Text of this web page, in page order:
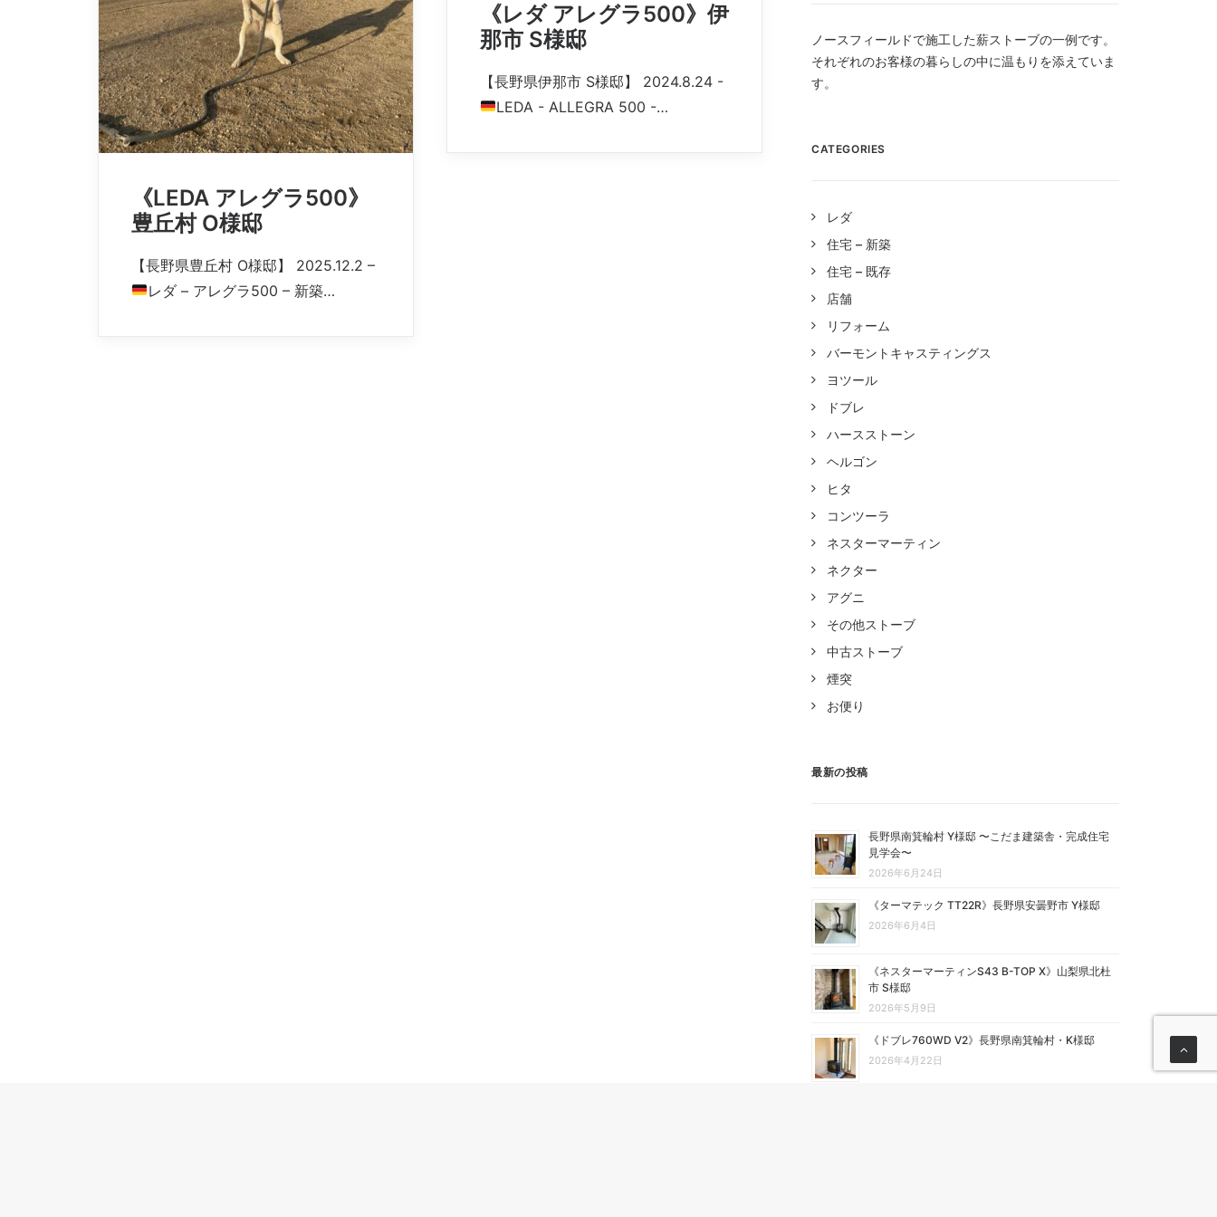
《LEDA アレグラ500》
豊丘村 O様邸
【長野県豊丘村 O様邸】 2025.12.2 –
レダ – アレグラ500 – 新築…
《レダ アレグラ500》伊
那市 S様邸
【長野県伊那市 S様邸】 2024.8.24 -
LEDA - ALLEGRA 500 -…
ノースフィールドで施工した薪ストーブの一例です。
それぞれのお客様の暮らしの中に温もりを添えていま
す。
CATEGORIES
レダ
住宅 – 新築
住宅 – 既存
店舗
リフォーム
バーモントキャスティングス
ヨツール
ドブレ
ハースストーン
ヘルゴン
ヒタ
コンツーラ
ネスターマーティン
ネクター
アグニ
その他ストーブ
中古ストーブ
煙突
お便り
最新の投稿
長野県南箕輪村 Y様邸 〜こだま建築舎・完成住宅
見学会〜
2026年6月24日
《ターマテック TT22R》長野県安曇野市 Y様邸
2026年6月4日
《ネスターマーティンS43 B-TOP X》山梨県北杜
市 S様邸
2026年5月9日
《ドブレ760WD V2》長野県南箕輪村・K様邸
2026年4月22日